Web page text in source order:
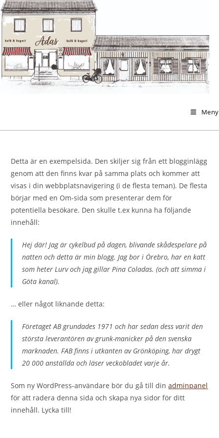
Hoppa
till
innehållet
Meny
Detta är en exempelsida. Den skiljer sig från ett blogginlägg
genom att den finns kvar på samma plats och kommer att
visas i din webbplatsnavigering (i de flesta teman). De flesta
börjar med en Om-sida som presenterar dem för
potentiella besökare. Den skulle t.ex kunna ha följande
innehåll:
Hej där! Jag är cykelbud på dagen, blivande skådespelare på
natten och detta är min blogg. Jag bor i Örebro, har en katt
som heter Lurv och jag gillar Pina Coladas. (och att simma i
Göta kanal).
… eller något liknande detta:
Företaget AB grundades 1971 och har sedan dess varit den
största leverantören av grunk-manicker på den svenska
marknaden. FAB finns i utkanten av Grönköping, har drygt
20 000 anställda och läser veckobladet varje år.
Som ny WordPress-användare bör du gå till dinadminpanel
för att radera denna sida och skapa nya sidor för ditt
innehåll. Lycka till!